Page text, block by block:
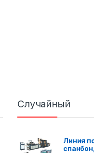
Случайный
Линия